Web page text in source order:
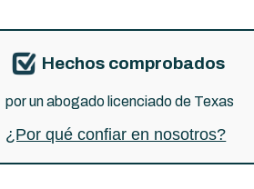
Hechos comprobados
por un abogado licenciado de Texas
¿Por qué confiar en nosotros?